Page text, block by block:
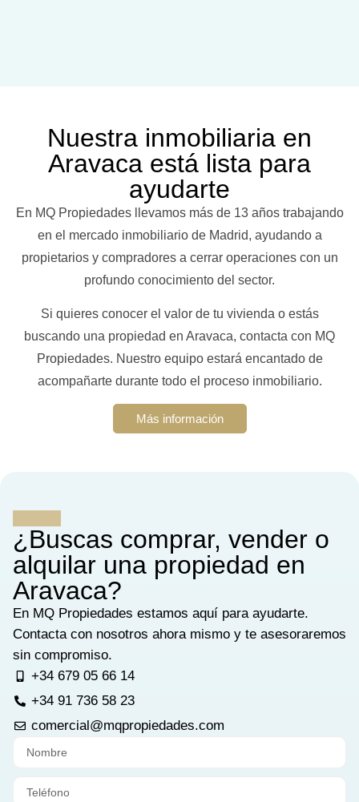
Nuestra inmobiliaria en
Aravaca está lista para
ayudarte
En MQ Propiedades llevamos más de 13 años trabajando
en el mercado inmobiliario de Madrid, ayudando a
propietarios y compradores a cerrar operaciones con un
profundo conocimiento del sector.
Si quieres conocer el valor de tu vivienda o estás
buscando una propiedad en Aravaca, contacta con MQ
Propiedades. Nuestro equipo estará encantado de
acompañarte durante todo el proceso inmobiliario.
Más información
¿Buscas comprar, vender o
alquilar una propiedad en
Aravaca?
En MQ Propiedades estamos aquí para ayudarte.
Contacta con nosotros ahora mismo y te asesoraremos
sin compromiso.
+34 679 05 66 14
+34 91 736 58 23
comercial@mqpropiedades.com